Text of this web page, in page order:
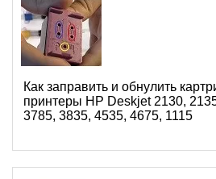
Как заправить и обнулить
принтеры HP Deskjet 2130,
3785, 3835, 4535, 4675, 1115